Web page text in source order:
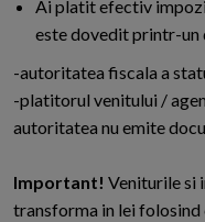
Ai platit efectiv
este dovedit printr-un
-autoritatea fiscala a
-platitorul venitului /
autoritatea nu emite
Important! Veniturile si
transforma in lei folosind